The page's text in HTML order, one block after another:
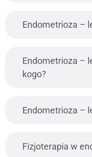
Endometrioza –
Endometrioza –
kogo?
Endometrioza –
Fizjoterapia w